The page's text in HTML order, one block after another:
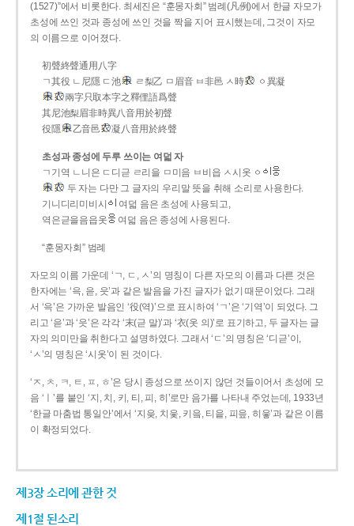
(1527)”에서 비롯한다. 최세진은 “훈몽자회” 범례(凡例)에서 한글 자모가
초성에 쓰인 것과 종성에 쓰인 것을 짝을 지어 표시했는데, 그것이 자모
의 이름으로 이어졌다.
初聲終聲通用八字
ㄱ其役 ㄴ尼隱 ㄷ池
ㄹ梨乙 ㅁ眉音 ㅂ非邑 ㅅ時
ㆁ異凝
兩字只取本字之釋俚語爲聲
其尼池梨眉非時異八音用於初聲
役隱
乙音邑 凝八音用於終聲
초성과 종성에 두루 쓰이는 여덟 자
ㄱ기역 ㄴ니은 ㄷ디귿 ㄹ리을 ㅁ미음 ㅂ비읍 ㅅ시옷 ㆁ
두 자는 다만 그 글자의 우리말 뜻을 취해 소리로 사용한다.
기니디리미비시
여덟 음은 초성에 사용되고,
역은귿을음읍옷
여덟 음은 종성에 사용된다.
“훈몽자회” 범례
자모의 이름 가운데 ‘ㄱ, ㄷ, ㅅ’의 명칭이 다른 자모의 이름과 다른 것은
한자에는 ‘윽, 읃, 읏’과 같은 발음을 가진 글자가 없기 때문이었다. 그래
서 ‘윽’은 가까운 발음인 ‘役(역)’으로 표시하여 ‘ㄱ’은 ‘기역’이 되었다. 그
리고 ‘읃’과 ‘읏’은 각각 ‘末(귿 말)’과 ‘衣(옷 의)’로 표기하고, 두 글자는 글
자의 의미만을 취한다고 설명하였다. 그래서 ‘ㄷ’의 명칭은 ‘디귿’이,
‘ㅅ’의 명칭은 ‘시옷’이 된 것이다.
‘ㅈ, ㅊ, ㅋ, ㅌ, ㅍ, ㅎ’은 당시 종성으로 쓰이지 않던 것들이어서 초성에 모
음 ‘ㅣ’를 붙인 ‘지, 치, 키, 티, 피, 히’로만 음가를 나타내 주었는데, 1933년
‘한글 마춤법 통일안’에서 ‘지읒, 치읓, 키읔, 티읕, 피읖, 히읗’과 같은 이름
이 확정되었다.
제3장 소리에 관한 것
제1절 된소리